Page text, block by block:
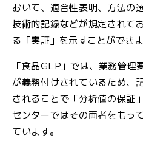
おいて、適合性表明、方法の
技術的記録などが規定されて
る「実証」を示すことができま
「食品GLP」では、業務管理
が義務付けされているため、
されることで「分析値の保証
センターではその両者をもっ
ています。